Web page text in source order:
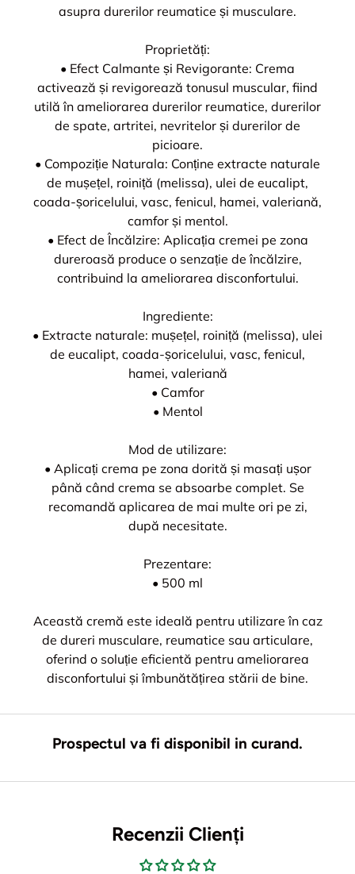
asupra durerilor reumatice și musculare.
Proprietăți:
• Efect Calmante și Revigorante: Crema
activează și revigorează tonusul muscular, fiind
utilă în ameliorarea durerilor reumatice, durerilor
de spate, artritei, nevritelor și durerilor de
picioare.
• Compoziție Naturala: Conține extracte naturale
de mușețel, roiniță (melissa), ulei de eucalipt,
coada-șoricelului, vasc, fenicul, hamei, valeriană,
camfor și mentol.
• Efect de Încălzire: Aplicația cremei pe zona
dureroasă produce o senzație de încălzire,
contribuind la ameliorarea disconfortului.
Ingrediente:
• Extracte naturale: mușețel, roiniță (melissa), ulei
de eucalipt, coada-șoricelului, vasc, fenicul,
hamei, valeriană
• Camfor
• Mentol
Mod de utilizare:
• Aplicați crema pe zona dorită și masați ușor
până când crema se absoarbe complet. Se
recomandă aplicarea de mai multe ori pe zi,
după necesitate.
Prezentare:
• 500 ml
Această cremă este ideală pentru utilizare în caz
de dureri musculare, reumatice sau articulare,
oferind o soluție eficientă pentru ameliorarea
disconfortului și îmbunătățirea stării de bine.
Prospectul va fi disponibil in curand.
Recenzii Clienți